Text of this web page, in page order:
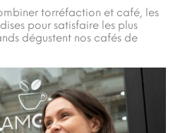
torréfaction et café, les
pour satisfaire les plus
dégustent nos cafés de